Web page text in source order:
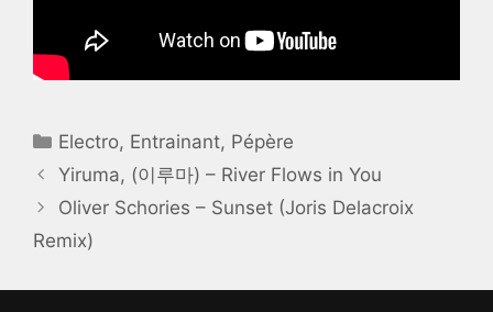
Catégories
Electro, Entrainant, Pépère
Yiruma, (이루마) – River Flows in You
Oliver Schories – Sunset (Joris Delacroix
Remix)